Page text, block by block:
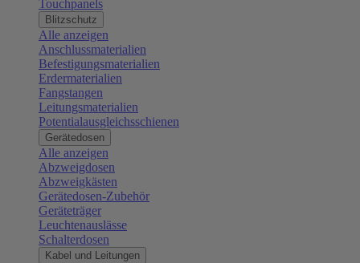
Touchpanels
Blitzschutz
Alle anzeigen
Anschlussmaterialien
Befestigungsmaterialien
Erdermaterialien
Fangstangen
Leitungsmaterialien
Potentialausgleichsschienen
Gerätedosen
Alle anzeigen
Abzweigdosen
Abzweigkästen
Gerätedosen-Zubehör
Geräteträger
Leuchtenauslässe
Schalterdosen
Kabel und Leitungen